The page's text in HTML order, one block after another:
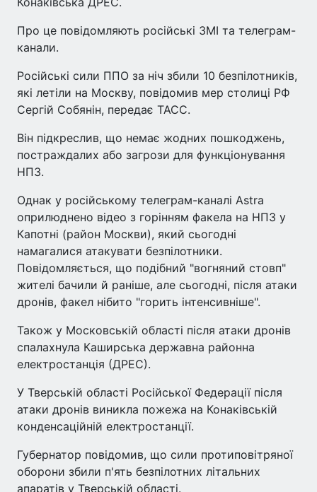
Про це повідомляють російські ЗМІ та телеграм-
канали.
Російські сили ППО за ніч збили 10 безпілотників,
які летіли на Москву, повідомив мер столиці РФ
Сергій Собянін, передає ТАСС.
Він підкреслив, що немає жодних пошкоджень,
постраждалих або загрози для функціонування
НПЗ.
Однак у російському телеграм-каналі Astra
оприлюднено відео з горінням факела на НПЗ у
Капотні (район Москви), який сьогодні
намагалися атакувати безпілотники.
Повідомляється, що подібний "вогняний стовп"
жителі бачили й раніше, але сьогодні, після атаки
дронів, факел нібито "горить інтенсивніше".
Також у Московській області після атаки дронів
спалахнула Каширська державна районна
електростанція (ДРЕС).
У Тверській області Російської Федерації після
атаки дронів виникла пожежа на Конаківській
конденсаційній електростанції.
Губернатор повідомив, що сили протиповітряної
оборони збили п'ять безпілотних літальних
апаратів у Тверській області.